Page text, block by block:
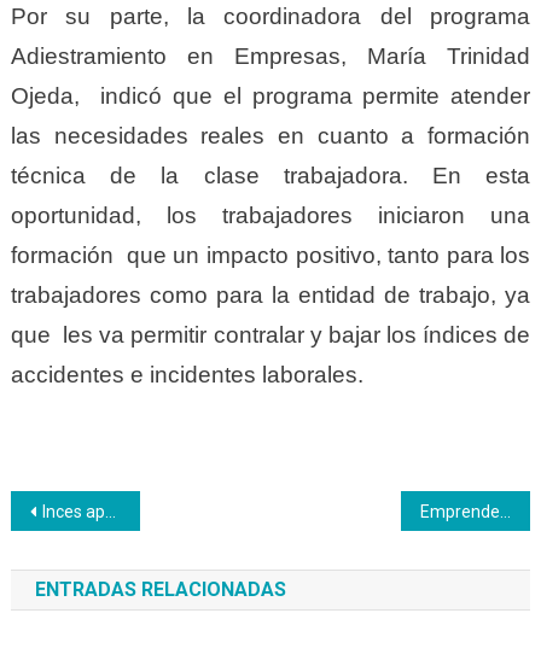
Por su parte, la coordinadora del programa
Adiestramiento en Empresas, María Trinidad
Ojeda, indicó que el programa permite atender
las necesidades reales en cuanto a formación
técnica de la clase trabajadora. En esta
oportunidad, los trabajadores iniciaron una
formación que un impacto positivo, tanto para los
trabajadores como para la entidad de trabajo, ya
que les va permitir contralar y bajar los índices de
accidentes e incidentes laborales.
Navegación
de
entradas
Inces apoya a la Gran Misión Venezuela Mujer
ENTRADAS RELACIONADAS